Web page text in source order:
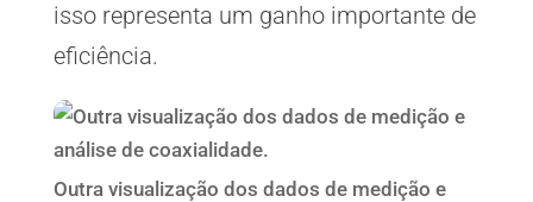
isso representa um ganho importante de
eficiência.
Outra visualização dos dados de medição e